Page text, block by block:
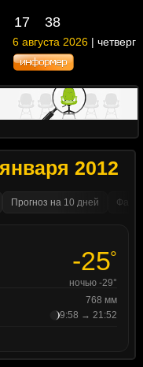
17 38
6 августа 2026 | четверг
2012
Прогноз на 10 дней
-25°
ночью -29°
768 мм
9:58 → 21:52